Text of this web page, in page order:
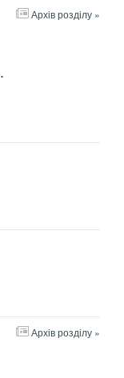
Архів розділу »
Архів розділу »